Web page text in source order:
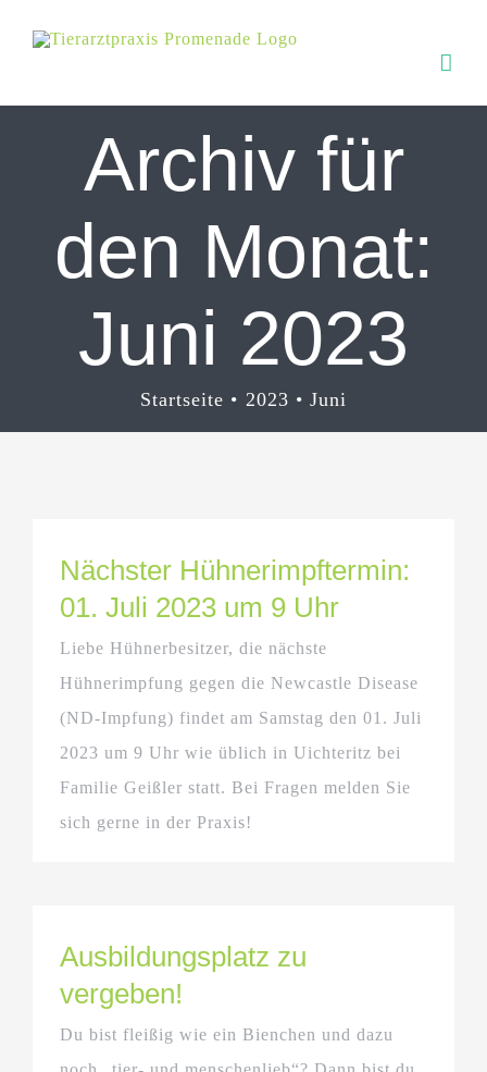
Inhalt
Archiv für
den Monat:
Juni 2023
Startseite 2023 Juni
Nächster Hühnerimpftermin:
01. Juli 2023 um 9 Uhr
Liebe Hühnerbesitzer, die nächste
Hühnerimpfung gegen die Newcastle Disease
(ND-Impfung) findet am Samstag den 01. Juli
2023 um 9 Uhr wie üblich in Uichteritz bei
Familie Geißler statt. Bei Fragen melden Sie
sich gerne in der Praxis!
Ausbildungsplatz zu
vergeben!
Du bist fleißig wie ein Bienchen und dazu